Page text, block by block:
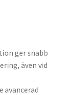
ger snabb
även vid
avancerad